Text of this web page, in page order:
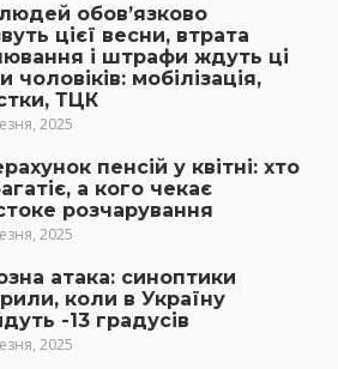
обов’язково
цієї весни, втрата
і штрафи ждуть ці
чоловіків: мобілізація,
ТЦК
2025
пенсій у квітні: хто
а кого чекає
розчарування
2025
атака: синоптики
коли в Україну
-13 градусів
2025